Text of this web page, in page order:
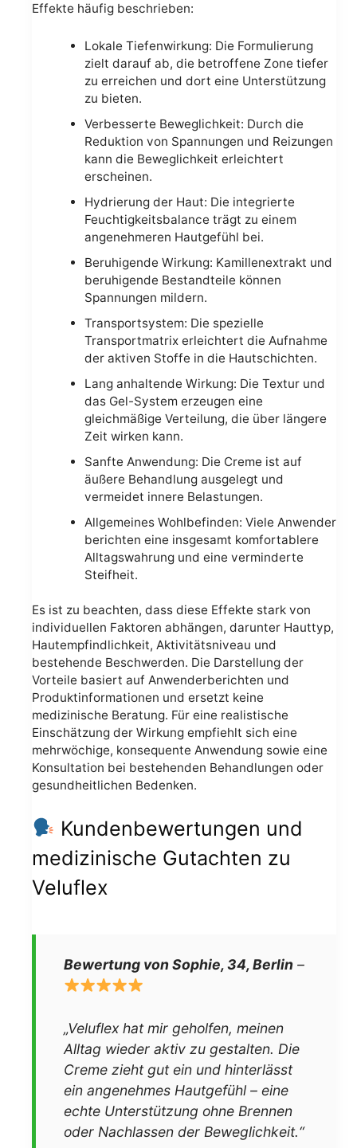
Effekte häufig beschrieben:
Lokale Tiefenwirkung: Die Formulierung
zielt darauf ab, die betroffene Zone tiefer
zu erreichen und dort eine Unterstützung
zu bieten.
Verbesserte Beweglichkeit: Durch die
Reduktion von Spannungen und Reizungen
kann die Beweglichkeit erleichtert
erscheinen.
Hydrierung der Haut: Die integrierte
Feuchtigkeitsbalance trägt zu einem
angenehmeren Hautgefühl bei.
Beruhigende Wirkung: Kamillenextrakt und
beruhigende Bestandteile können
Spannungen mildern.
Transportsystem: Die spezielle
Transportmatrix erleichtert die Aufnahme
der aktiven Stoffe in die Hautschichten.
Lang anhaltende Wirkung: Die Textur und
das Gel-System erzeugen eine
gleichmäßige Verteilung, die über längere
Zeit wirken kann.
Sanfte Anwendung: Die Creme ist auf
äußere Behandlung ausgelegt und
vermeidet innere Belastungen.
Allgemeines Wohlbefinden: Viele Anwender
berichten eine insgesamt komfortablere
Alltagswahrung und eine verminderte
Steifheit.
Es ist zu beachten, dass diese Effekte stark von
individuellen Faktoren abhängen, darunter Hauttyp,
Hautempfindlichkeit, Aktivitätsniveau und
bestehende Beschwerden. Die Darstellung der
Vorteile basiert auf Anwenderberichten und
Produktinformationen und ersetzt keine
medizinische Beratung. Für eine realistische
Einschätzung der Wirkung empfiehlt sich eine
mehrwöchige, konsequente Anwendung sowie eine
Konsultation bei bestehenden Behandlungen oder
gesundheitlichen Bedenken.
Kundenbewertungen und
medizinische Gutachten zu
Veluflex
Bewertung von Sophie, 34, Berlin –
„Veluflex hat mir geholfen, meinen
Alltag wieder aktiv zu gestalten. Die
Creme zieht gut ein und hinterlässt
ein angenehmes Hautgefühl – eine
echte Unterstützung ohne Brennen
oder Nachlassen der Beweglichkeit.“